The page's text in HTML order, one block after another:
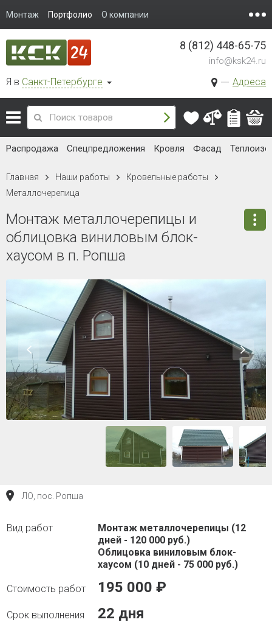
Монтаж Портфолио О компании
Я в Санкт-Петербурге Адреса
8 (812) 448-65-75
info@ksk24.ru
Распродажа Спецпредложения Кровля Фасад
Главная Наши работы
Кровельные работы
Металлочерепица
Монтаж металлочерепицы и
облицовка виниловым блок-
хаусом в п. Ропша
ЛО, пос. Ропша
Монтаж металлочерепицы (12
дней - 120 000 руб.)
Облицовка виниловым блок-
хаусом (10 дней - 75 000 руб.)
195 000 ₽
22 дня